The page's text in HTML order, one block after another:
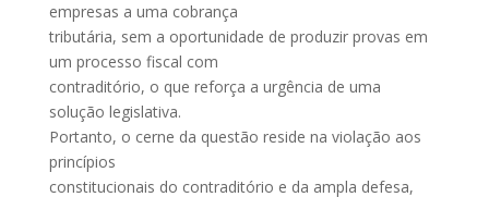
empresas a uma cobrança
tributária, sem a oportunidade de produzir provas em
um processo fiscal com
contraditório, o que reforça a urgência de uma
solução legislativa.
Portanto, o cerne da questão reside na violação aos
princípios
constitucionais do contraditório e da ampla defesa,